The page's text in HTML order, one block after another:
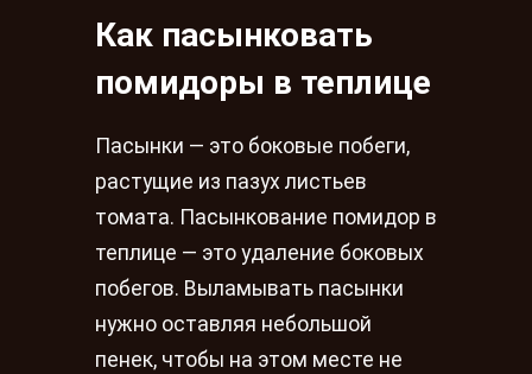
Как пасынковать
помидоры в теплице
Пасынки — это боковые побеги,
растущие из пазух листьев
томата. Пасынкование помидор в
теплице — это удаление боковых
побегов. Выламывать пасынки
нужно оставляя небольшой
пенек, чтобы на этом месте не